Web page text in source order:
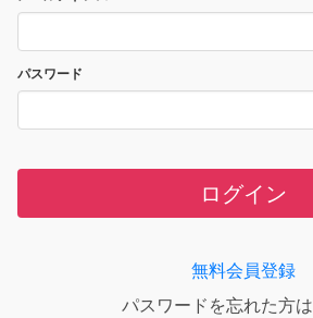
パスワード
ログイン
無料会員登録
パスワードを忘れた方は